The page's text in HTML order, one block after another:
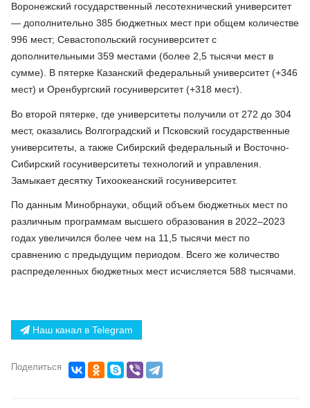
Воронежский государственный лесотехнический университет
— дополнительно 385 бюджетных мест при общем количестве
996 мест; Севастопольский госуниверситет с
дополнительными 359 местами (более 2,5 тысячи мест в
сумме). В пятерке Казанский федеральный университет (+346
мест) и Оренбургский госуниверситет (+318 мест).
Во второй пятерке, где университеты получили от 272 до 304
мест, оказались Волгоградский и Псковский государственные
университеты, а также Сибирский федеральный и Восточно-
Сибирский госуниверситеты технологий и управления.
Замыкает десятку Тихоокеанский госуниверситет.
По данным Минобрнауки, общий объем бюджетных мест по
различным программам высшего образования в 2022–2023
годах увеличился более чем на 11,5 тысячи мест по
сравнению с предыдущим периодом. Всего же количество
распределенных бюджетных мест исчисляется 588 тысячами.
Наш канал в Telegram
Поделиться